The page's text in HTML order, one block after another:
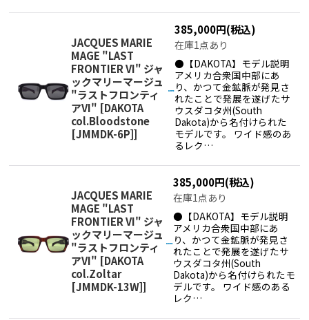
JACQUES MARIE
MAGE "LAST
FRONTIER VI" ジャ
ックマリーマージュ
"ラストフロンティ
アVI" [DAKOTA
col.Bloodstone
[JMMDK-6P]]
385,000円(税込)
在庫1点あり
●【DAKOTA】モデル説明
アメリカ合衆国中部にあ
り、かつて金鉱脈が発見さ
れたことで発展を遂げたサ
ウスダコタ州(South
Dakota)から名付けられた
モデルです。 ワイド感のあ
るレク…
JACQUES MARIE
MAGE "LAST
FRONTIER VI" ジャ
ックマリーマージュ
"ラストフロンティ
アVI" [DAKOTA
col.Zoltar
[JMMDK-13W]]
385,000円(税込)
在庫1点あり
●【DAKOTA】モデル説明
アメリカ合衆国中部にあ
り、かつて金鉱脈が発見さ
れたことで発展を遂げたサ
ウスダコタ州(South
Dakota)から名付けられたモ
デルです。 ワイド感のある
レク…